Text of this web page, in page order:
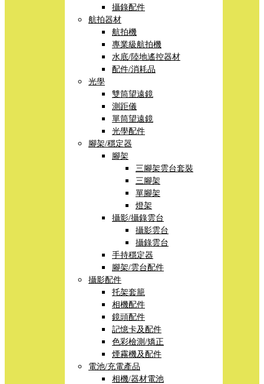
攝錄配件
航拍器材
航拍機
專業級航拍機
水底/陸地遙控器材
配件/消耗品
光學
雙筒望遠鏡
測距儀
單筒望遠鏡
光學配件
腳架/穩定器
腳架
三腳架雲台套裝
三腳架
單腳架
燈架
攝影/攝錄雲台
攝影雲台
攝錄雲台
手持穩定器
腳架/雲台配件
攝影配件
托架套籠
相機配件
鏡頭配件
記憶卡及配件
色彩檢測/矯正
煙霧機及配件
電池/充電產品
相機/器材電池